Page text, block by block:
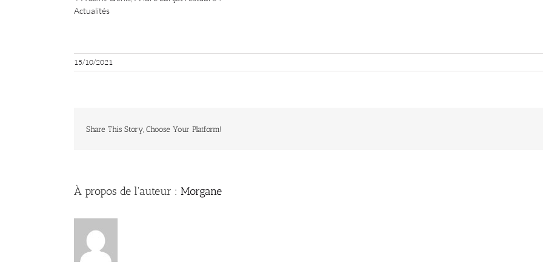
Actualités
15/10/2021
Share This Story, Choose Your Platform!
À propos de l'auteur : Morgane